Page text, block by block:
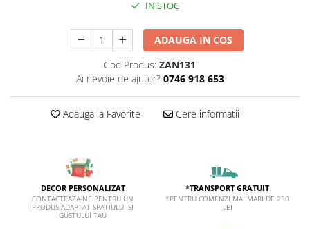
Stickere Cu Model Repetitiv
Stickere Perete Pentru Camera De
Stickere Pentru Bucatarie
Stickere pentru Usi
Stickere Semnalistica
Stickere Panou Poze
IN STOC
ADAUGA IN COS
Cod Produs: ZAN131
Ai nevoie de ajutor? 0746 918 653
Adauga la Favorite Cere informatii
DECOR PERSONALIZAT
CONTACTEAZA-NE PENTRU UN
PRODUS ADAPTAT SPATIULUI SI
GUSTULUI TAU
*TRANSPORT GRATUIT
*PENTRU COMENZI MAI MARI DE 250
LEI